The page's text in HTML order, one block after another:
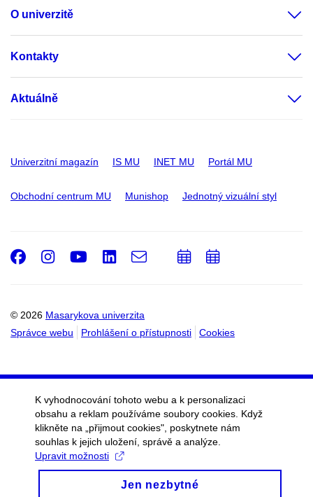
O univerzitě
Kontakty
Aktuálně
Univerzitní magazín IS MU INET MU Portál MU
Obchodní centrum MU Munishop Jednotný vizuální styl
© 2026 Masarykova univerzita
Správce webu
Prohlášení o přístupnosti Cookies
Facebook
Instagram
Youtube
LinkedIn
e-
Email
PřidatPřidat
K vyhodnocování tohoto webu a k personalizaci
obsahu a reklam používáme soubory cookies. Když
klikněte na „přijmout cookies", poskytnete nám
souhlas k jejich uložení, správě a analýze.
Upravit možnosti
Jen nezbytné